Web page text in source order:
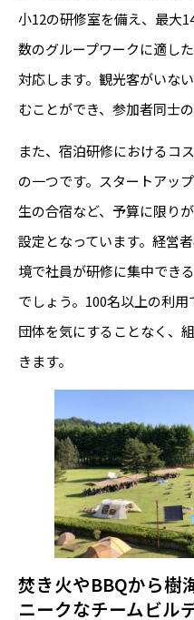
小12の研修室を備え、最大
数のグループワークに適し
対応します。観光客がいな
むことができ、参加者同士
また、宿泊研修におけるコ
の一つです。スタートアッ
生の合宿など、予算に限り
設定となっています。経営
境で社員が研修に集中でき
でしょう。100名以上の利
団体を気にすることなく、
きます。
焚き火やBBQから樹
ニークなチームビル